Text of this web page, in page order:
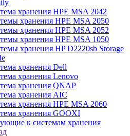
хранения HPE MSA 2042
хранения HPE MSA 2050
хранения HPE MSA 2052
хранения HPE MSA 1050
хранения HP D2220sb Storage
хранения Dell
хранения Lenovo
хранения QNAP
хранения AIC
хранения HPE MSA 2060
хранения GOOXI
к системам хранения